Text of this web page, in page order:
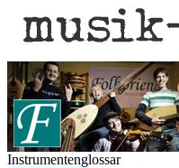
Instrumentenglossar